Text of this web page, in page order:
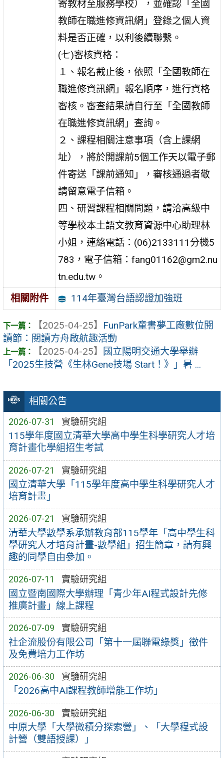
相關公告
2026-07-31 實驗研究組
115學年度國立清華大學高中學生科學研究人才培
育計畫化學組招生考試
2026-07-21 實驗研究組
國立清華大學「115學年度高中學生科學研究人才
培育計畫」
2026-07-21 實驗研究組
清華大學數學系承辦教育部115學年「高中學生科
學研究人才培育計畫-數學組」招生簡章，請有興
趣的同學自由參加。
2026-07-11 實驗研究組
國立暨南國際大學辦理「青少年AI程式設計先修
推廣計畫」線上課程
2026-07-09 實驗研究組
社企流股份有限公司「第十一屆聯電綠獎」徵件
及免費培力工作坊
2026-06-30 實驗研究組
「2026高中AI課程教師增能工作坊」
2026-06-30 實驗研究組
中原大學「大學微積分探索營」、「大學程式設
計營（雙語授課）」
寄教材至服務學校），並確認「全國
教師在職進修資訊網」登錄之個人資
料是否正確，以利後續聯繫。
(七)審核資格：
１、報名截止後，依照「全國教師在
職進修資訊網」報名順序，進行資格
審核。審查結果請自行至「全國教師
在職進修資訊網」查詢。
２、課程相關注意事項（含上課網
址），將於開課前5個工作天以電子郵
件寄送「課前通知」，審核通過者敬
請留意電子信箱。
四、研習課程相關問題，請洽高級中
等學校本土語文教育資源中心助理林
小姐，連絡電話：(06)2133111分機5
783，電子信箱：fang01162@gm2.nu
tn.edu.tw。
相關附件
114年臺灣台語認證加強班
【2025-04-25】 FunPark童書夢工廠數位閱
讀節：閱讀方舟啟航趣活動
【2025-04-25】
國立陽明交通大學舉辦
「2025生技營《生林Gene技場 Start！》」暑 ...